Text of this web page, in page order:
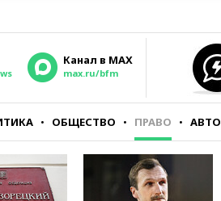
Канал в MAX
max.ru/bfm
ОБЩЕСТВО ПРАВО АВТО